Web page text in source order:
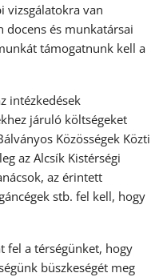
vizsgálatokra van
docens és munkatársai
támogatnunk kell a
intézkedések
járuló költségeket
Közösségek Közti
az Alcsík Kistérségi
az érintett
stb. fel kell, hogy
fel a térségünket, hogy
büszkeségét meg